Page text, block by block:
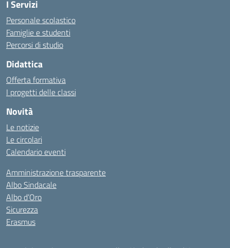
I Servizi
Personale scolastico
Famiglie e studenti
Percorsi di studio
Didattica
Offerta formativa
I progetti delle classi
Novità
Le notizie
Le circolari
Calendario eventi
Amministrazione trasparente
Albo Sindacale
Albo d’Oro
Sicurezza
Erasmus